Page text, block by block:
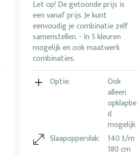
Let op! De getoonde prijs is
een vanaf prijs. Je kunt
eenvoudig je combinatie zelf
samenstellen. - In 5 kleuren
mogelijk en ook maatwerk
combinaties.
Optie:
Ook
alleen
opklapbe
d
mogelijk
Slaapoppervlak:
140 t/m
180 cm